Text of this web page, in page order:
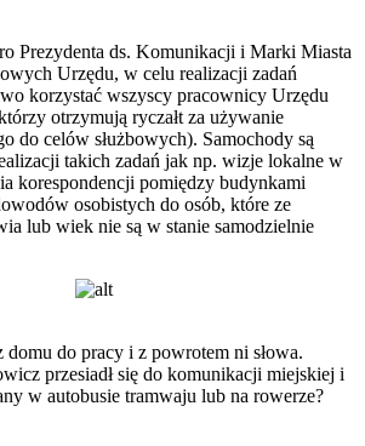
Prezydenta ds. Komunikacji i Marki Miasta
Urzędu, w celu realizacji zadań
korzystać wszyscy pracownicy Urzędu
otrzymują ryczałt za używanie
do celów służbowych). Samochody są
takich zadań jak np. wizje lokalne w
korespondencji pomiędzy budynkami
osobistych do osób, które ze
lub wiek nie są w stanie samodzielnie
do pracy i z powrotem ni słowa.
przesiadł się do komunikacji miejskiej i
w autobusie tramwaju lub na rowerze?